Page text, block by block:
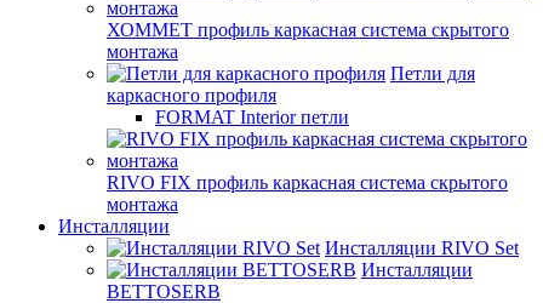
ХОММЕТ профиль каркасная система скрытого
монтажа
Петли для
каркасного профиля
FORMAT Interior петли
RIVO FIX профиль каркасная система скрытого
монтажа
Инсталляции
Инсталляции RIVO Set
Инсталляции
BETTOSERB